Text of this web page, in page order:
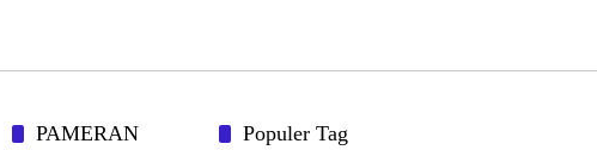
PAMERAN Populer Tag